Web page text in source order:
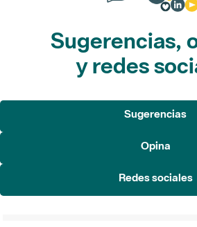
Sugerencias,
y redes
Sugerencias
Opina
Redes sociales